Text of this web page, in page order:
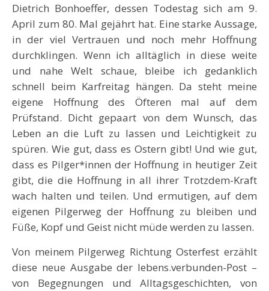
Dietrich Bonhoeffer, dessen Todestag sich am 9.
April zum 80. Mal gejährt hat. Eine starke Aussage,
in der viel Vertrauen und noch mehr Hoffnung
durchklingen. Wenn ich alltäglich in diese weite
und nahe Welt schaue, bleibe ich gedanklich
schnell beim Karfreitag hängen. Da steht meine
eigene Hoffnung des Öfteren mal auf dem
Prüfstand. Dicht gepaart von dem Wunsch, das
Leben an die Luft zu lassen und Leichtigkeit zu
spüren. Wie gut, dass es Ostern gibt! Und wie gut,
dass es Pilger*innen der Hoffnung in heutiger Zeit
gibt, die die Hoffnung in all ihrer Trotzdem-Kraft
wach halten und teilen. Und ermutigen, auf dem
eigenen Pilgerweg der Hoffnung zu bleiben und
Füße, Kopf und Geist nicht müde werden zu lassen.
Von meinem Pilgerweg Richtung Osterfest erzählt
diese neue Ausgabe der lebens.verbunden-Post –
von Begegnungen und Alltagsgeschichten, von